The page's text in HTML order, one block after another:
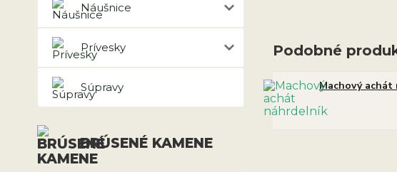
Náušnice
Prívesky
Súpravy
BRÚSENÉ KAMENE
Podobné
Machový